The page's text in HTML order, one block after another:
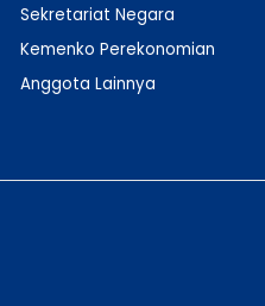
Sekretariat Negara
Kemenko Perekonomian
Anggota Lainnya